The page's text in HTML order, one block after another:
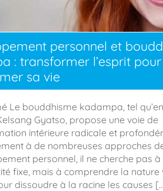
personnel et
: transformer l’esprit pour
sa vie
Le bouddhisme kadampa, tel
Gyatso, propose une voie de
intérieure radicale et
à de nombreuses approches
personnel, il ne cherche pas
fixe, mais à comprendre la nature
dissoudre à la racine les causes